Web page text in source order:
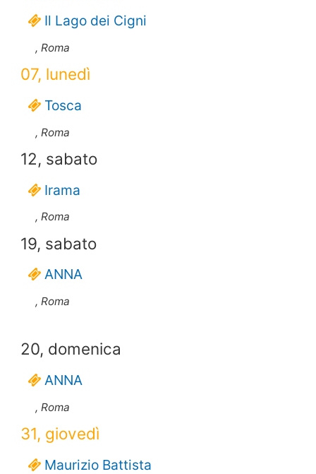
Il Lago dei Cigni
, Roma
07, lunedì
Tosca
, Roma
12, sabato
Irama
, Roma
19, sabato
ANNA
, Roma
20, domenica
ANNA
, Roma
31, giovedì
Maurizio Battista